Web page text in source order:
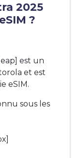
2025
?
est un
et est
eSIM.
sous les